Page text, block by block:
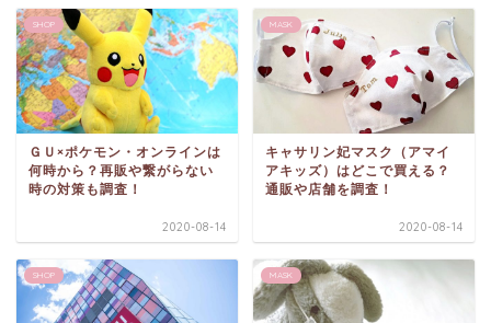
SHOP
ＧＵ×ポケモン・オンラインは
何時から？再販や繋がらない
時の対策も調査！
2020-08-14
MASK
キャサリン妃マスク（アマイ
アキッズ）はどこで買える？
通販や店舗を調査！
2020-08-14
SHOP MASK